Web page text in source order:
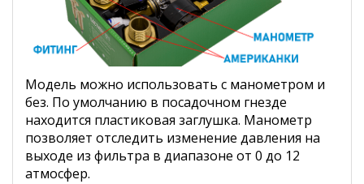
Модель можно использовать с манометром и
без. По умолчанию в посадочном гнезде
находится пластиковая заглушка. Манометр
позволяет отследить изменение давления на
выходе из фильтра в диапазоне от 0 до 12
атмосфер.